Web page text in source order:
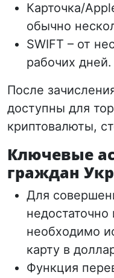
Карточка/
обычно
SWIFT – от
рабочих дней.
После
доступны для
криптовалюты,
Ключевые
граждан
Для
необходимо
карту в
Функция